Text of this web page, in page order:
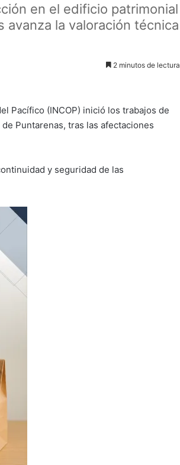
en el edificio patrimonial
avanza la valoración técnica
2 minutos de lectura
Pacífico (INCOP) inició los trabajos de
Puntarenas, tras las afectaciones
y seguridad de las